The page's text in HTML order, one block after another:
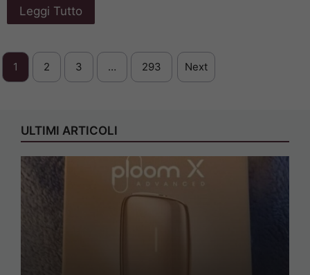
Leggi Tutto
1 2 3 … 293 Next
ULTIMI ARTICOLI